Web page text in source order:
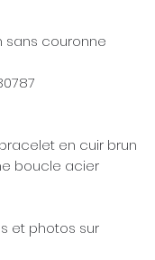
sans couronne
en cuir brun
boucle acier
et photos sur